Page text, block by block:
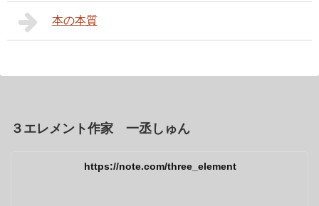
本の本質
３エレメント作家 一丞しゅん
https://note.com/three_element